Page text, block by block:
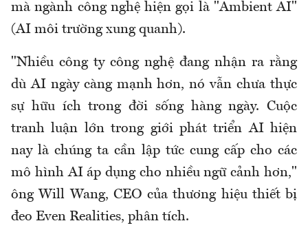
mà ngành công nghệ hiện gọi là "Ambient AI"
(AI môi trường xung quanh).
"Nhiều công ty công nghệ đang nhận ra rằng
dù AI ngày càng mạnh hơn, nó vẫn chưa thực
sự hữu ích trong đời sống hàng ngày. Cuộc
tranh luận lớn trong giới phát triển AI hiện
nay là chúng ta cần lập tức cung cấp cho các
mô hình AI áp dụng cho nhiều ngữ cảnh hơn,"
ông Will Wang, CEO của thương hiệu thiết bị
đeo Even Realities, phân tích.